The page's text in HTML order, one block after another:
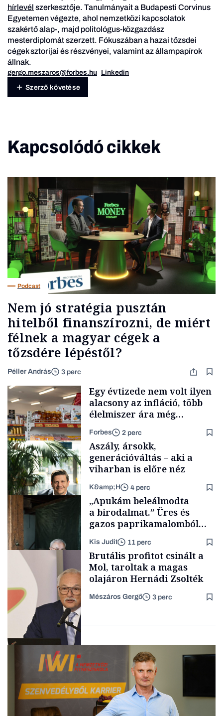
hírlevél szerkesztője. Tanulmányait a Budapesti Corvinus
Egyetemen végezte, ahol nemzetközi kapcsolatok
szakértő alap-, majd politológus-közgazdász
mesterdiplomát szerzett. Fókuszában a hazai tőzsdei
cégek sztorijai és részvényei, valamint az állampapírok
állnak.
gergo.meszaros@forbes.hu Linkedin
Szerző követése
Kapcsolódó cikkek
Podcast
Nem jó stratégia pusztán
hitelből finanszírozni, de miért
félnek a magyar cégek a
tőzsdére lépéstől?
Péller András 3 perc
Makro
Egy évtizede nem volt ilyen
alacsony az infláció, több
élelmiszer ára még
rohamosan csökken is
Forbes 2 perc
TÁMOGATÓI
TARTALOM
Aszály, ársokk,
generációváltás – aki a
viharban is előre néz
K&amp;H 4 perc
Családi
vállalkozások
„Apukám beleálmodta
a birodalmat.” Üres és
gazos paprikamalomból
lett az igazi családi
fűszersztori
Kis Judit 11 perc
Befektetés
Brutális profitot csinált a
Mol, taroltak a magas
olajáron Hernádi Zsolték
Mészáros Gergő 3 perc